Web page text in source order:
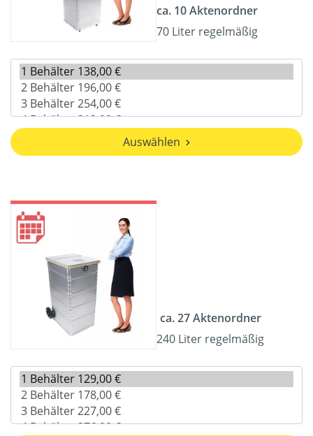
ca. 10 Aktenordner
70 Liter regelmäßig
Auswählen
ca. 27 Aktenordner
240 Liter regelmäßig